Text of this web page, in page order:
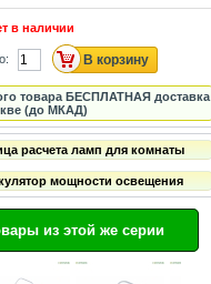
в наличии
товара БЕСПЛАТНАЯ доставка
(до МКАД)
расчета ламп для комнаты
мощности освещения
из этой же серии